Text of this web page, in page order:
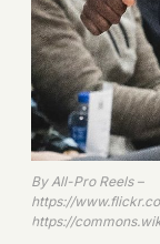
By All-Pro Reels –
https://
https://